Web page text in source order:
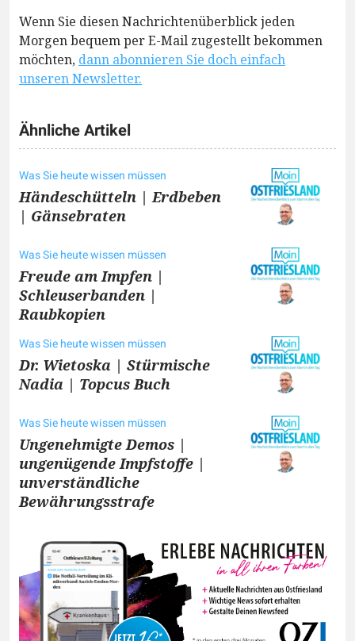
Wenn Sie diesen Nachrichtenüberblick jeden
Morgen bequem per E-Mail zugestellt bekommen
möchten, dann abonnieren Sie doch einfach
unseren Newsletter.
Ähnliche Artikel
Was Sie heute wissen müssen
Händeschütteln | Erdbeben
| Gänsebraten
Was Sie heute wissen müssen
Freude am Impfen |
Schleuserbanden |
Raubkopien
Was Sie heute wissen müssen
Dr. Wietoska | Stürmische
Nadia | Topcus Buch
Was Sie heute wissen müssen
Ungenehmigte Demos |
ungenügende Impfstoffe |
unverständliche
Bewährungsstrafe